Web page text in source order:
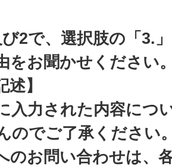
2で、選択肢の「3.
をお聞かせください
述】
入力された内容につ
のでご了承ください
のお問い合わせは、